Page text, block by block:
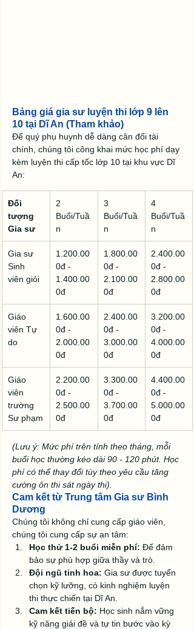
Bảng giá gia sư luyện thi lớp 9 lên
10 tại Dĩ An (Tham khảo)
Để quý phụ huynh dễ dàng cân đối tài
chính, chúng tôi công khai mức học phí dạy
kèm luyện thi cấp tốc lớp 10 tại khu vực Dĩ
An:
Đối
tượng
Gia sư
2
Buổi/Tuầ
n
3
Buổi/Tuầ
n
4
Buổi/Tuầ
n
Gia sư
Sinh
viên giỏi
1.200.00
0đ -
1.400.00
0đ
1.800.00
0đ -
2.100.00
0đ
2.400.00
0đ -
2.800.00
0đ
Giáo
viên Tự
do
1.600.00
0đ -
2.000.00
0đ
2.400.00
0đ -
3.000.00
0đ
3.200.00
0đ -
4.000.00
0đ
Giáo
viên
trường
Sư phạm
2.200.00
0đ -
2.500.00
0đ
3.300.00
0đ -
3.700.00
0đ
4.400.00
0đ -
5.000.00
0đ
(Lưu ý: Mức phí trên tính theo tháng, mỗi
buổi học thường kéo dài 90 - 120 phút. Học
phí có thể thay đổi tùy theo yêu cầu tăng
cường ôn thi sát ngày thi).
Cam kết từ Trung tâm Gia sư Bình
Dương
Chúng tôi không chỉ cung cấp giáo viên,
chúng tôi cung cấp sự an tâm:
Học thử 1-2 buổi miễn phí: Để đảm
bảo sự phù hợp giữa thầy và trò.
Đội ngũ tinh hoa: Gia sư được tuyển
chọn kỹ lưỡng, có kinh nghiệm luyện
thi thực chiến tại Dĩ An.
Cam kết tiến bộ: Học sinh nắm vững
kỹ năng giải đề và tự tin bước vào kỳ